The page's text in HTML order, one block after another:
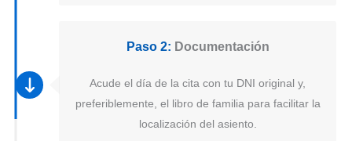
Paso 2: Documentación
Acude el día de la cita con tu DNI original y,
preferiblemente, el libro de familia para facilitar la
localización del asiento.